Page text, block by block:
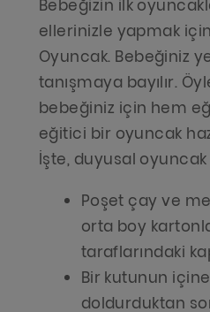
Bebeğizin ilk
ellerinizle yapmak
Oyuncak. Bebeğiniz
tanışmaya bayılır.
bebeğiniz için hem
eğitici bir oyuncak
İşte, duyusal oyuncak
Poşet çay ve
orta boy
taraflarındaki
Bir kutunun
doldurduktan